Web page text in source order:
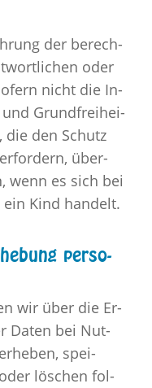
der be­rech­
oder
nicht die In­
und Grund­frei­hei­
den Schutz
über­
wenn es sich bei
Kind han­delt.
per­so­
wir über die Er­
Daten bei Nut­
spei­
lö­schen fol­